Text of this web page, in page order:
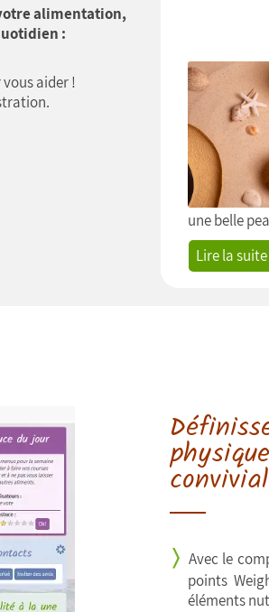
alimentation,
:
aider !
une belle
Lire la suite
Avec le
points
éléments